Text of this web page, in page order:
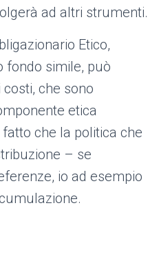
ad altri strumenti.
Etico,
fondo simile, può
che sono
etica
che la politica che
– se
io ad esempio